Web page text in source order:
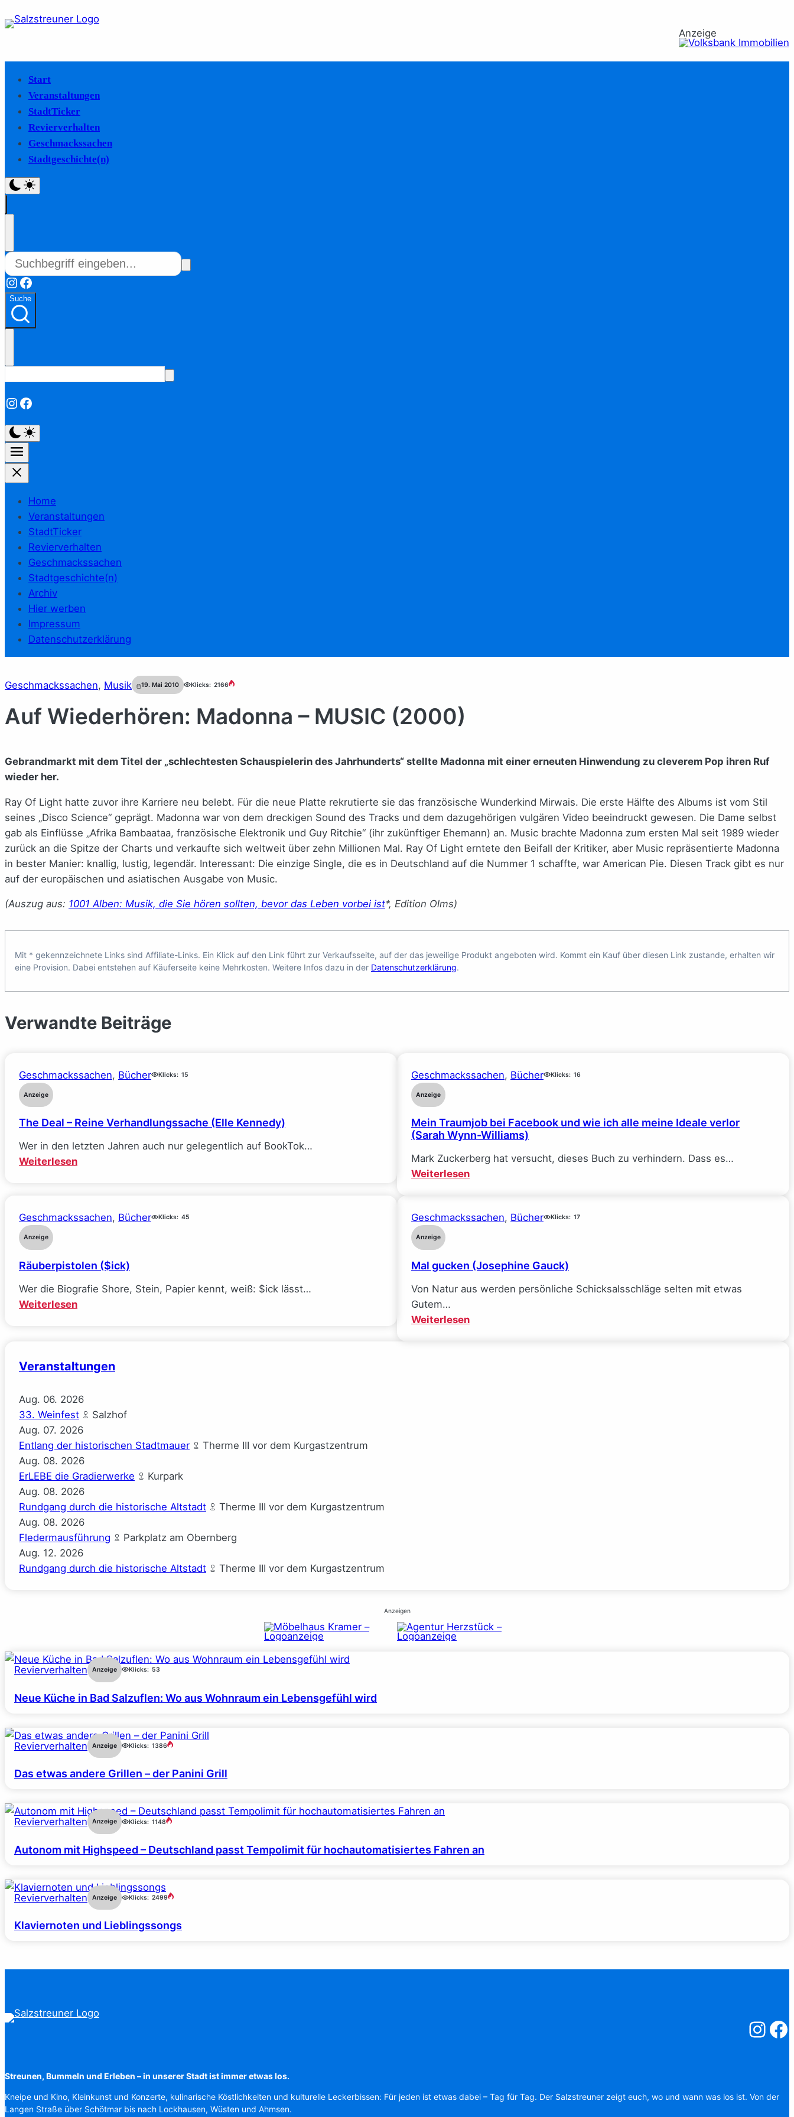
Anzeige
Start
Veranstaltungen
StadtTicker
Revierverhalten
Geschmackssachen
Stadtgeschichte(n)
Instagram
Facebook
Suche
Instagram
Facebook
Home
Veranstaltungen
StadtTicker
Revierverhalten
Geschmackssachen
Stadtgeschichte(n)
Archiv
Hier werben
Impressum
Datenschutzerklärung
Geschmackssachen, Musik 19. Mai 2010 Klicks: 2166
Auf Wiederhören: Madonna – MUSIC (2000)
Gebrandmarkt mit dem Titel der „schlechtesten Schauspielerin des Jahrhunderts“ stellte Madonna mit einer erneuten Hinwendung zu cleverem Pop ihren Ruf
wieder her.
Ray Of Light hatte zuvor ihre Karriere neu belebt. Für die neue Platte rekrutierte sie das französische Wunderkind Mirwais. Die erste Hälfte des Albums ist vom Stil
seines „Disco Science“ geprägt. Madonna war von dem dreckigen Sound des Tracks und dem dazugehörigen vulgären Video beeindruckt gewesen. Die Dame selbst
gab als Einflüsse „Afrika Bambaataa, französische Elektronik und Guy Ritchie“ (ihr zukünftiger Ehemann) an. Music brachte Madonna zum ersten Mal seit 1989 wieder
zurück an die Spitze der Charts und verkaufte sich weltweit über zehn Millionen Mal. Ray Of Light erntete den Beifall der Kritiker, aber Music repräsentierte Madonna
in bester Manier: knallig, lustig, legendär. Interessant: Die einzige Single, die es in Deutschland auf die Nummer 1 schaffte, war American Pie. Diesen Track gibt es nur
auf der europäischen und asiatischen Ausgabe von Music.
(Auszug aus: 1001 Alben: Musik, die Sie hören sollten, bevor das Leben vorbei ist*, Edition Olms)
Mit * gekennzeichnete Links sind Affiliate-Links. Ein Klick auf den Link führt zur Verkaufsseite, auf der das jeweilige Produkt angeboten wird. Kommt ein Kauf über diesen Link zustande, erhalten wir
eine Provision. Dabei entstehen auf Käuferseite keine Mehrkosten. Weitere Infos dazu in der Datenschutzerklärung.
Verwandte Beiträge
Geschmackssachen, Bücher Klicks: 15
Anzeige
The Deal – Reine Verhandlungssache (Elle Kennedy)
Wer in den letzten Jahren auch nur gelegentlich auf BookTok…
Weiterlesen:
Reine
Kennedy)
Geschmackssachen, Bücher Klicks: 16
Anzeige
Mein Traumjob bei Facebook und wie ich alle meine Ideale verlor
(Sarah Wynn-Williams)
Mark Zuckerberg hat versucht, dieses Buch zu verhindern. Dass es…
Weiterlesen:
bei
wie
alle
Ideale
Geschmackssachen, Bücher Klicks: 45
Anzeige
Räuberpistolen ($ick)
Wer die Biografie Shore, Stein, Papier kennt, weiß: $ick lässt…
Weiterlesen:
Geschmackssachen, Bücher Klicks: 17
Anzeige
Mal gucken (Josephine Gauck)
Von Natur aus werden persönliche Schicksalsschläge selten mit etwas
Gutem…
Weiterlesen:
Veranstaltungen
Aug. 06. 2026
33. Weinfest
Salzhof
Aug. 07. 2026
Entlang der historischen Stadtmauer
Therme III vor dem Kurgastzentrum
Aug. 08. 2026
ErLEBE die Gradierwerke
Kurpark
Aug. 08. 2026
Rundgang durch die historische Altstadt
Therme III vor dem Kurgastzentrum
Aug. 08. 2026
Fledermausführung
Parkplatz am Obernberg
Aug. 12. 2026
Rundgang durch die historische Altstadt
Therme III vor dem Kurgastzentrum
Anzeigen
Revierverhalten Anzeige Klicks: 53
Neue Küche in Bad Salzuflen: Wo aus Wohnraum ein Lebensgefühl wird
Revierverhalten Anzeige Klicks: 1386
Das etwas andere Grillen – der Panini Grill
Revierverhalten Anzeige Klicks: 1148
Autonom mit Highspeed – Deutschland passt Tempolimit für hochautomatisiertes Fahren an
Revierverhalten Anzeige Klicks: 2499
Klaviernoten und Lieblingssongs
Streunen, Bummeln und Erleben – in unserer Stadt ist immer etwas los.
Kneipe und Kino, Kleinkunst und Konzerte, kulinarische Köstlichkeiten und kulturelle Leckerbissen: Für jeden ist etwas dabei – Tag für Tag. Der Salzstreuner zeigt euch, wo und wann was los ist. Von der
Langen Straße über Schötmar bis nach Lockhausen, Wüsten und Ahmsen.